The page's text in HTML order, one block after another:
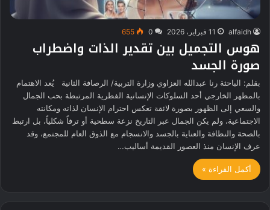
alfaidh 11 فبراير، 2026 0
655
هوس التجميل بين تقدير الذات واضطراب
صورة الجسد
بقلم: الباحثة رنا عبدالله العزاوي وزارة التربية/ الرصافة الثانية يُعد الاهتمام
بالمظهر الخارجي أحد السلوكات الإنسانية الفطرية المرتبطة بحب الجمال
والسعي إلى الظهور بصورة لائقة تعكس احترام الإنسان لذاته ومكانته
الاجتماعية، ولم يكن الجمال عبر التاريخ نزعة سطحية أو ترفاً شكلياً، بل ارتبط
بالصحة والنظافة والعناية بالجسد والانسجام مع الذوق العام للمجتمع، وقد
عرف الإنسان منذ العصور القديمة أساليب…
أكمل القراءة »